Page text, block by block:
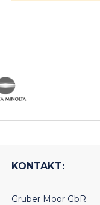
KONTAKT:
Gruber Moor GbR